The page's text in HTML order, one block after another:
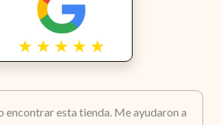
encontrar esta tienda. Me ayudaron a